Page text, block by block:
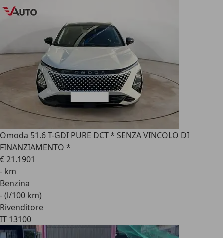
Omoda 51.6 T-GDI PURE DCT * SENZA VINCOLO DI
FINANZIAMENTO *
€ 21.1901
- km
Benzina
- (l/100 km)
Rivenditore
IT 13100